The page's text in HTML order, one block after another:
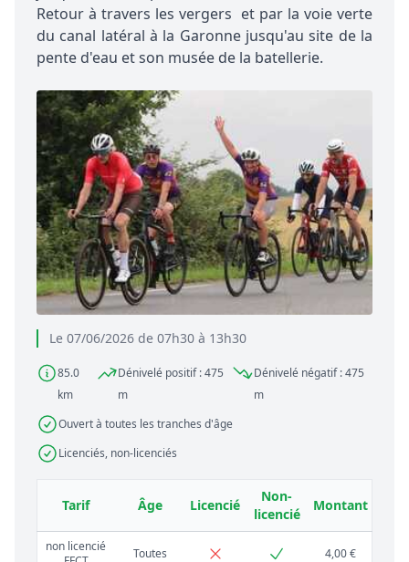
Le 07/06/2026 de 07h30 à 13h30
85.0
km
Dénivelé positif : 475
m
Dénivelé négatif : 475
m
Ouvert à toutes les tranches d'âge
Licenciés, non-licenciés
Retour à travers les vergers et par la voie verte
du canal latéral à la Garonne jusqu'au site de la
pente d'eau et son musée de la batellerie.
Tarif Âge Licencié
Non-
licencié
Montant
non licencié
Toutes 4,00 €